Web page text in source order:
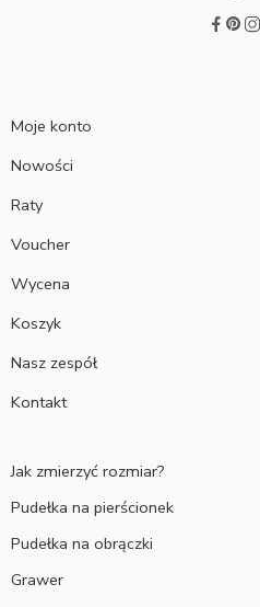
Moje konto
Nowości
Raty
Voucher
Wycena
Koszyk
Nasz zespół
Kontakt
Jak zmierzyć rozmiar?
Pudełka na pierścionek
Pudełka na obrączki
Grawer